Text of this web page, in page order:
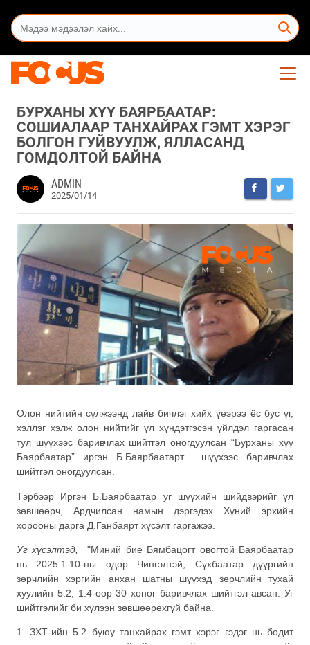
БУРХАНЫ ХҮҮ БАЯРБААТАР:
СОШИАЛААР ТАНХАЙРАХ ГЭМТ ХЭРЭГ
БОЛГОН ГУЙВУУЛЖ, ЯЛЛАСАНД
ГОМДОЛТОЙ БАЙНА
ADMIN
2025/01/14
Олон нийтийн сүлжээнд лайв бичлэг хийх үеэрээ ёс бус үг,
хэллэг хэлж олон нийтийг үл хүндэтгэсэн үйлдэл гаргасан
тул шүүхээс баривчлах шийтгэл оногдуулсан “Бурханы хүү
Баярбаатар” иргэн Б.Баярбаатарт шүүхээс баривчлах
шийтгэл оногдуулсан.
Тэрбээр Иргэн Б.Баярбаатар уг шүүхийн шийдвэрийг үл
зөвшөөрч, Ардчилсан намын дэргэдэх Хүний эрхийн
хорооны дарга Д.Ганбаярт хүсэлт гаргажээ.
Уг хүсэлтэд,
"Миний бие Бямбацогт овогтой Баярбаатар
нь 2025.1.10-ны өдөр Чингэлтэй, Сүхбаатар дүүргийн
зөрчлийн хэргийн анхан шатны шүүхэд зөрчлийн тухай
хуулийн 5.2, 1.4-өөр 30 хоног баривчлах шийтгэл авсан. Уг
шийтгэлийг би хүлээн зөвшөөрөхгүй байна.
1. ЗХТ-ийн 5.2 буюу танхайрах гэмт хэрэг гэдэг нь бодит